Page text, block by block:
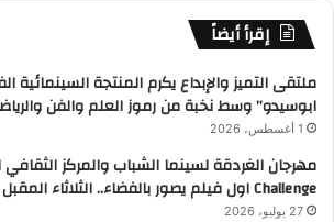
إقرأ أيضاً
ملتقى التميز والإبداع يكرم المنتجة السينمائية
ابوسيدو” وسط نخبة من رموز العلم والفن
1 أغسطس، 2026
Challenge اول فيلم يصور بالفضاء.. الثلاثاء المقبل
27 يوليو، 2026